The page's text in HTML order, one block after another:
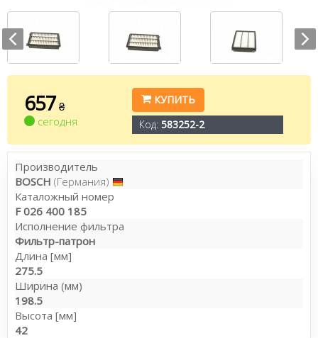
657 ₴
сегодня
КУПИТЬ
Код: 583252-2
Производитель
BOSCH (Германия)
Каталожный номер
F 026 400 185
Исполнение фильтра
Фильтр-патрон
Длина [мм]
275.5
Ширина (мм)
198.5
Высота [мм]
42